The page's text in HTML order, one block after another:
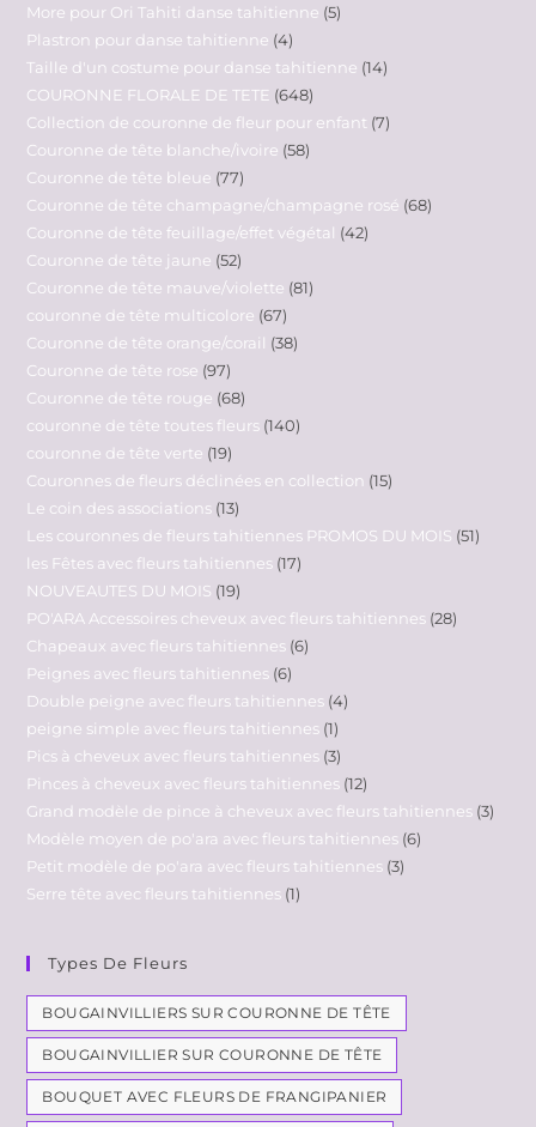
More pour Ori Tahiti danse tahitienne 5
Plastron pour danse tahitienne 4
Taille d'un costume pour danse tahitienne 14
COURONNE FLORALE DE TETE 648
Collection de couronne de fleur pour enfant 7
Couronne de tête blanche/ivoire 58
Couronne de tête bleue 77
Couronne de tête champagne/champagne rosé 68
Couronne de tête feuillage/effet végétal 42
Couronne de tête jaune 52
Couronne de tête mauve/violette 81
couronne de tête multicolore 67
Couronne de tête orange/corail 38
Couronne de tête rose 97
Couronne de tête rouge 68
couronne de tête toutes fleurs 140
couronne de tête verte 19
Couronnes de fleurs déclinées en collection 15
Le coin des associations 13
Les couronnes de fleurs tahitiennes PROMOS DU MOIS 51
les Fêtes avec fleurs tahitiennes 17
NOUVEAUTES DU MOIS 19
PO'ARA Accessoires cheveux avec fleurs tahitiennes 28
Chapeaux avec fleurs tahitiennes 6
Peignes avec fleurs tahitiennes 6
Double peigne avec fleurs tahitiennes 4
peigne simple avec fleurs tahitiennes 1
Pics à cheveux avec fleurs tahitiennes 3
Pinces à cheveux avec fleurs tahitiennes 12
Grand modèle de pince à cheveux avec fleurs tahitiennes 3
Modèle moyen de po'ara avec fleurs tahitiennes 6
Petit modèle de po'ara avec fleurs tahitiennes 3
Serre tête avec fleurs tahitiennes 1
Types De Fleurs
BOUGAINVILLIERS SUR COURONNE DE TÊTE
BOUGAINVILLIER SUR COURONNE DE TÊTE
BOUQUET AVEC FLEURS DE FRANGIPANIER